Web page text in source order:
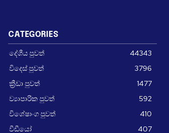
CATEGORIES
දේශීය පුවත්
44343
විදෙස් පුවත්
3796
ක්‍රීඩා පුවත්
1477
ව්‍යාපාරික පුවත්
592
විශේෂාංග පුවත්
410
වීඩීයෝ
407